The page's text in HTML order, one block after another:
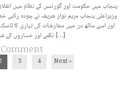
پنجاب میں حکومت اور گورننس کے نظام میں
وزیراعلی پنجاب مریم نواز شریف نے چودہ
اور اسے ساٹھ دن میں سفارشات کی تیاری کا
نکمے اور خساروں کے شکار اداروں کی […]
3 4 Next »